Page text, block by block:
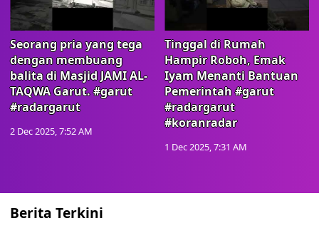
Seorang pria yang tega
dengan membuang
balita di Masjid JAMI AL-
TAQWA Garut. #garut
#radargarut
2 Dec 2025, 7:52 AM
Tinggal di Rumah
Hampir Roboh, Emak
Iyam Menanti Bantuan
Pemerintah #garut
#radargarut
#koranradar
1 Dec 2025, 7:31 AM
Berita Terkini